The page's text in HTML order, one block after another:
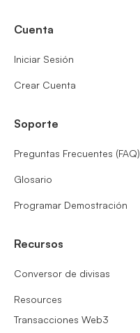
Cuenta
Iniciar Sesión
Crear Cuenta
Soporte
Preguntas Frecuentes (FAQ)
Glosario
Programar Demostración
Recursos
Conversor de divisas
Resources
Transacciones Web3